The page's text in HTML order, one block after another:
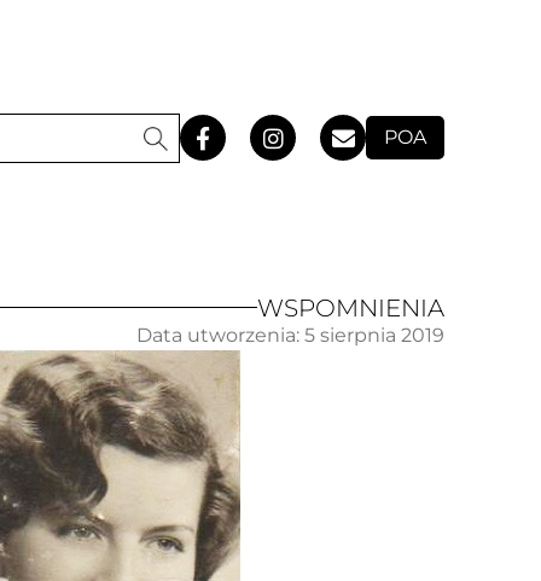
POA
WSPOMNIENIA
Data utworzenia: 5 sierpnia 2019